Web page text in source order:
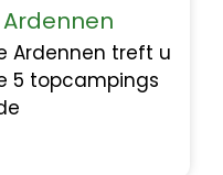
Ardennen treft u
5 topcampings